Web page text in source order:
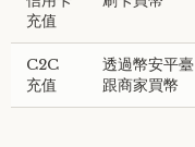
充值
C2C
充值
透過幣安平臺
跟商家買幣